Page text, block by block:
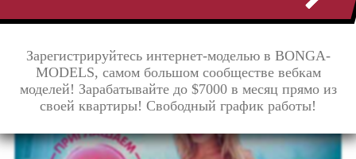
Зарегистрируйтесь интернет-моделью в BONGA-
MODELS, самом большом сообществе вебкам
моделей! Зарабатывайте до $7000 в месяц прямо из
своей квартиры! Свободный график работы!